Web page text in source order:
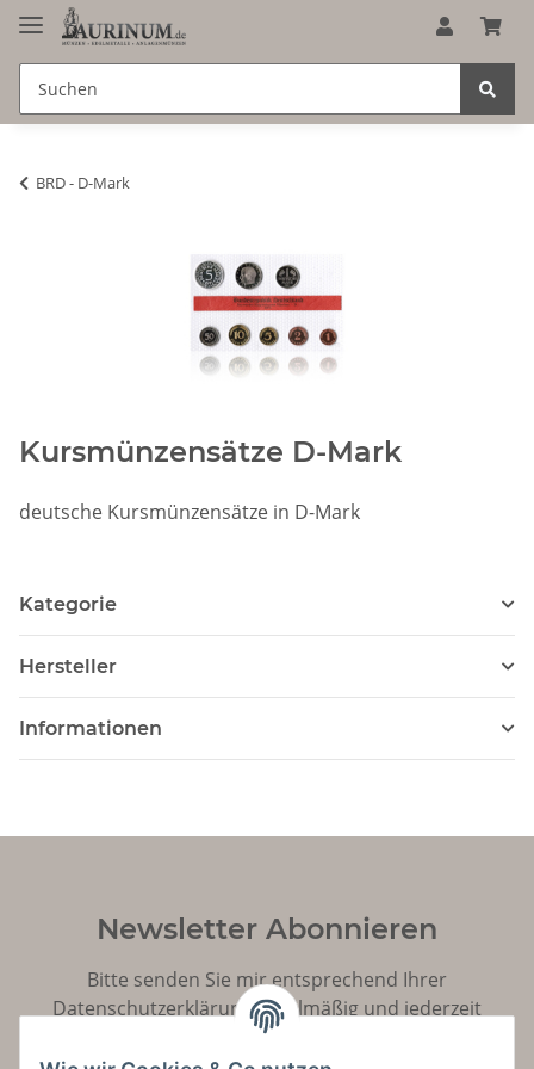
BRD - D-Mark
Kursmünzensätze D-Mark
deutsche Kursmünzensätze in D-Mark
Kategorie
Hersteller
Informationen
Newsletter Abonnieren
Bitte senden Sie mir entsprechend Ihrer
Datenschutzerklärungregelmäßig und jederzeit
widerruflich Informationen zu Ihrem Produktsortiment